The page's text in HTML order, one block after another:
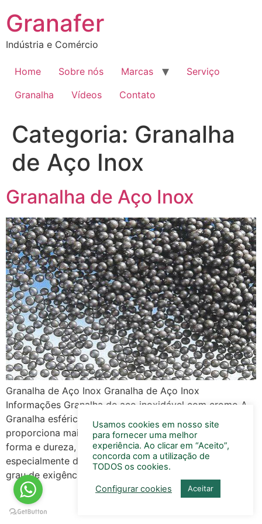
Granafer
Indústria e Comércio
Home Sobre nós Marcas
Serviço
Granalha
Vídeos Contato
Categoria: Granalha
de Aço Inox
Granalha de Aço Inox
Granalha de Aço Inox Granalha de Aço Inox
Informações Granalha de aço inoxidável com cromo A
Granalha esférica de aço inoxidável com cromo
proporciona maior eficiência mecânica devido à sua
forma e dureza, é mais econômica que o tipo CN e foi
especialmente desenvolvida para limpeza com menor
grau de exigências quanto ao brilho ou […]
Usamos cookies em nosso site
para fornecer uma melhor
experiência. Ao clicar em “Aceito”,
concorda com a utilização de
TODOS os cookies.
Configurar cookies Aceitar